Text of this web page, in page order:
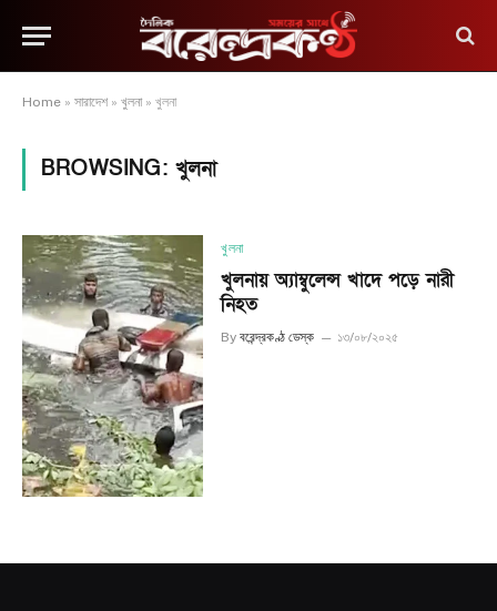
Home » সারাদেশ » খুলনা » খুলনা
BROWSING: খুলনা
খুলনা
খুলনায় অ্যাম্বুলেন্স খাদে পড়ে নারী
নিহত
By বরেন্দ্রকণ্ঠ ডেস্ক ১৩/০৮/২০২৫